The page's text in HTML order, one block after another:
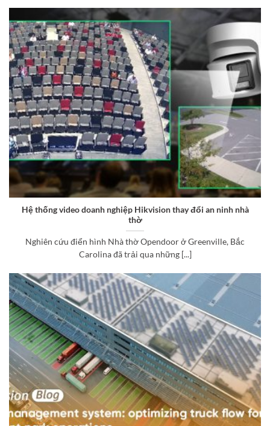
Hệ thống video doanh nghiệp Hikvision thay đổi an ninh nhà
thờ
Nghiên cứu điển hình Nhà thờ Opendoor ở Greenville, Bắc
Carolina đã trải qua những [...]